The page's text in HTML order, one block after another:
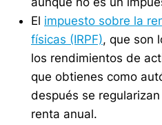
El impuesto sobre la
físicas (IRPF), que son
los rendimientos de
que obtienes como
después se
renta anual.